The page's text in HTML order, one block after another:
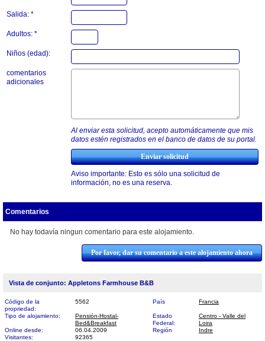
Salida: *
Adultos: *
Niños (edad):
comentarios
adicionales
Al enviar esta solicitud, acepto automáticamente que mis
datos estén registrados en el banco de datos de su portal.
Aviso importante: Esto es sólo una solicitud de
información, no es una reserva.
Comentarios
No hay todavía ningun comentario para este alojamiento.
Por favor, dar su comentario a este alojamiento ahora
Vista de conjunto: Appletons Farmhouse B&B
Código de la
propriedad:
5562 País Francia
Tipo de alojamiento:
Pensión-Hostal-
Bed&Breakfast
Estado
Federal:
Centro - Valle del
Loira
Online desde:
06.04.2009 Región
Indre
Visitantes:
92365